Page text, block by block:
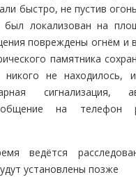
быстро, не пустив
был локализован на
повреждены огнём и
памятника
не находилось,
сигнализация,
на телефон
ведётся
установлены позже